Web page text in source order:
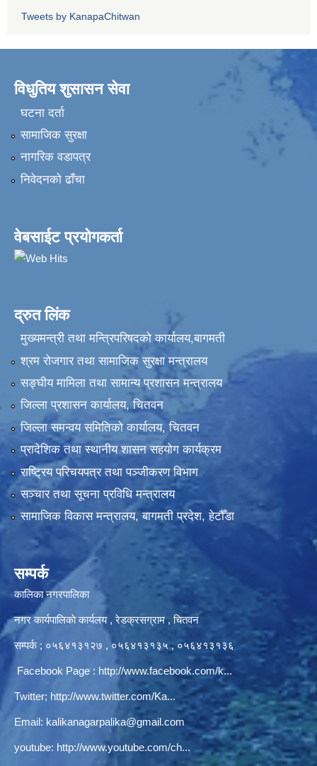
Tweets by KanapaChitwan
विधुतिय शुसासन सेवा
घटना दर्ता
सामाजिक सुरक्षा
नागरिक वडापत्र
निवेदनकाे ढाँचा
वेबसाईट प्रयोगकर्ता
द्रुत लिंक
मुख्यमन्त्री तथा मन्त्रिपरिषदको कार्यालय,बागमती
श्रम रोजगार तथा सामाजिक सुरक्षा मन्त्रालय
सङ्‍घीय मामिला तथा सामान्य प्रशासन मन्त्रालय
जिल्ला प्रशासन कार्यालय, चितवन
जिल्ला समन्वय समितिको कार्यालय, चितवन
प्रादेशिक तथा स्थानीय शासन सहयोग कार्यक्रम
राष्ट्रिय परिचयपत्र तथा पञ्‍जीकरण विभाग
सञ्‍चार तथा सूचना प्रविधि मन्त्रालय
सामाजिक विकास मन्त्रालय, बागमती प्रदेश, हेटौँडा
सम्पर्क
कालिका नगरपालिका
नगर कार्यपालिकाे कार्यलय‍ , रेडक्रसग्राम , चितवन
सम्पर्क ; ०५६४१३१२७ , ०५६४१३१३५ , ०५६४१३१३६
Facebook Page : http://www.facebook.com/k...
Twitter; http://www.twitter.com/Ka...
Email: kalikanagarpalika@gmail.com
youtube: http://www.youtube.com/ch...